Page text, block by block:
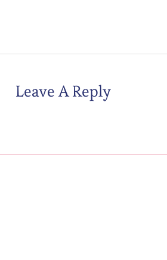
Leave A Reply